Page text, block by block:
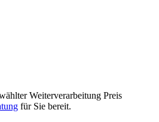
Weiterverarbeitung Preis
für Sie bereit.